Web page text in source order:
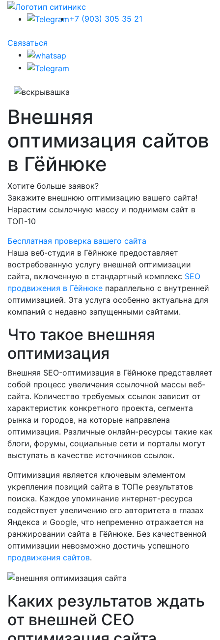
+7 (903) 305 35 21
Связаться
Внешняя
оптимизация сайтов
в Гёйнюке
Хотите больше заявок?
Закажите внешнюю оптимизацию вашего сайта!
Нарастим ссылочную массу и поднимем сайт в
ТОП-10
Бесплатная проверка вашего сайта
Наша веб-студия в Гёйнюке предоставляет
востребованную услугу внешней оптимизации
сайта, включенную в стандартный комплекс SEO
продвижения в Гёйнюке параллельно с внутренней
оптимизацией. Эта услуга особенно актуальна для
компаний с недавно запущенными сайтами.
Что такое внешняя
оптимизация
Внешняя SEO-оптимизация в Гёйнюке представляет
собой процесс увеличения ссылочной массы веб-
сайта. Количество требуемых ссылок зависит от
характеристик конкретного проекта, сегмента
рынка и городов, на которые направлена
оптимизация. Различные онлайн-ресурсы такие как
блоги, форумы, социальные сети и порталы могут
выступать в качестве источников ссылок.
Оптимизация является ключевым элементом
укрепления позиций сайта в ТОПе результатов
поиска. Каждое упоминание интернет-ресурса
содействует увеличению его авторитета в глазах
Яндекса и Google, что непременно отражается на
ранжировании сайта в Гёйнюке. Без качественной
оптимизации невозможно достичь успешного
продвижения сайтов.
Каких результатов ждать
от внешней СЕО